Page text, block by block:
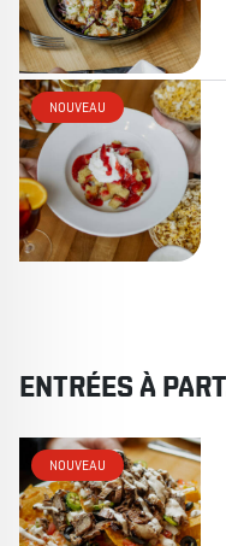
NOUVEAU
ENTRÉES À
NOUVEAU